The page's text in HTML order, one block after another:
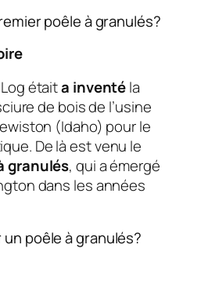
poêle à granulés?
Log étaita inventéla
de bois de l’usine
(Idaho) pour le
De là est venu le
granulés, qui a émergé
dans les années
poêle à granulés?